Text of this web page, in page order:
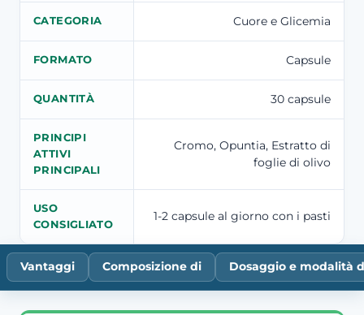
CATEGORIA Cuore e Glicemia
FORMATO Capsule
QUANTITÀ 30 capsule
PRINCIPI
ATTIVI
PRINCIPALI
Cromo, Opuntia, Estratto di
foglie di olivo
USO
CONSIGLIATO
1-2 capsule al giorno con i pasti
Vantaggi Composizione di Dosaggio e modalità